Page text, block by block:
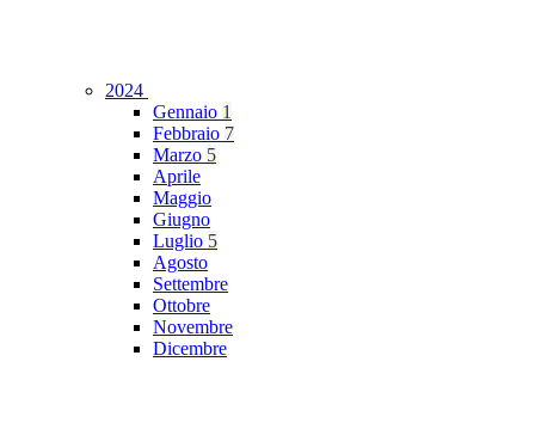
2024
Gennaio 1
Febbraio 7
Marzo 5
Aprile
Maggio
Giugno
Luglio 5
Agosto
Settembre
Ottobre
Novembre
Dicembre